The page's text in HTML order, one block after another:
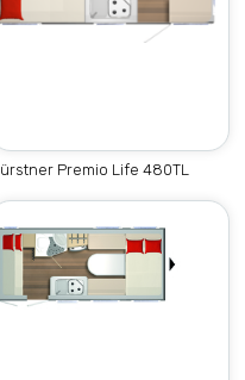
Premio Life 480TL